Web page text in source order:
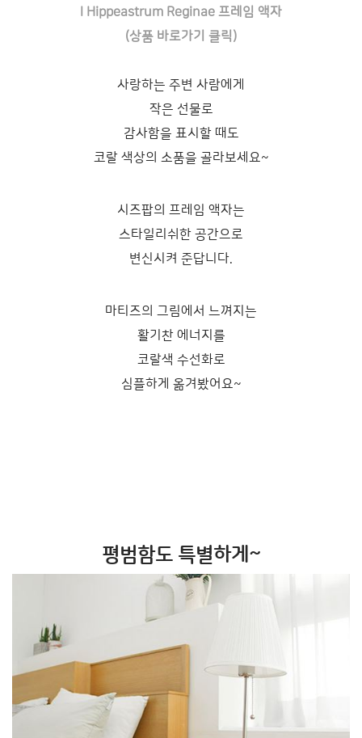
l Hippeastrum Reginae 프레임 액자
(상품 바로가기 클릭)
사랑하는 주변 사람에게
작은 선물로
감사함을 표시할 때도
코랄 색상의 소품을 골라보세요~
시즈팝의 프레임 액자는
스타일리쉬한 공간으로
변신시켜 준답니다.
마티즈의 그림에서 느껴지는
활기찬 에너지를
코랄색 수선화로
심플하게 옮겨봤어요~
평범함도 특별하게~